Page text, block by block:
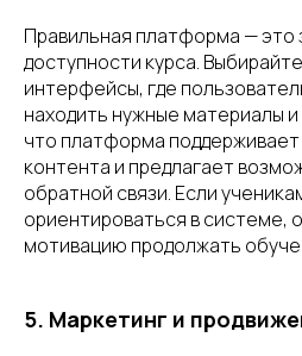
Правильная платформа — это
доступности курса.
интерфейсы, где
находить нужные материалы
что платформа
контента и предлагает
обратной связи. Если
ориентироваться в системе,
мотивацию продолжать
5. Маркетинг и